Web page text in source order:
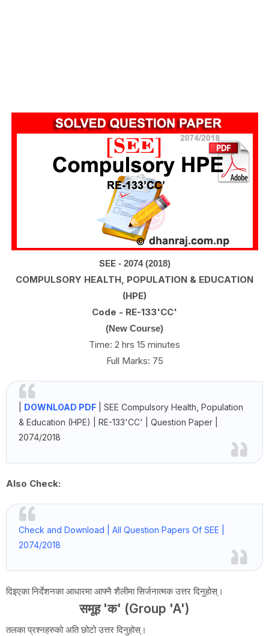
SEE- 2074 (2018)
COMPULSORY HEALTH, POPULATION & EDUCATION
(HPE)
Code - RE-133'CC'
(New Course)
Time: 2 hrs 15 minutes
Full Marks: 75
DOWNLOAD PDF | SEE Compulsory Health, Population
& Education (HPE) | RE-133'CC' | Question Paper |
2074/2018
Also Check:
Check and Download | All Question Papers Of SEE |
2074/2018
दिइएका निर्देशनका आधारमा आफ्नै शैलीमा सिर्जनात्मक उत्तर दिनुहोस्।
समूह 'क' (Group 'A')
तलका प्रश्नहरुको अति छोटो उत्तर दिनुहोस्।